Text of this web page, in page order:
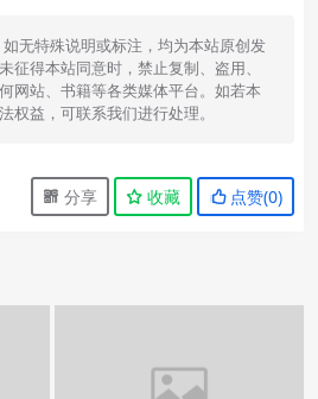
无特殊说明或标注，均为本站原创发
征得本站同意时，禁止复制、盗用、
网站、书籍等各类媒体平台。如若本
权益，可联系我们进行处理。
分享 收藏 点赞(0)